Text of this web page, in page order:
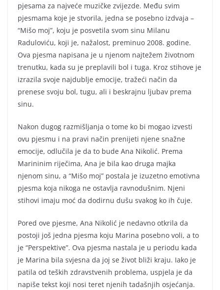
pjesama za najveće muzičke zvijezde. Među svim
pjesmama koje je stvorila, jedna se posebno izdvaja –
“Mišo moj”, koju je posvetila svom sinu Milanu
Raduloviću, koji je, nažalost, preminuo 2008. godine.
Ova pjesma napisana je u njenom najtežem životnom
trenutku, kada su je preplavili bol i tuga. Kroz stihove je
izrazila svoje najdublje emocije, tražeći način da
prenese svoju bol, tugu, ali i beskrajnu ljubav prema
sinu.
Nakon dugog razmišljanja o tome ko bi mogao izvesti
ovu pjesmu i na pravi način prenijeti njene snažne
emocije, odlučila je da to bude Ana Nikolić. Prema
Marininim riječima, Ana je bila kao druga majka
njenom sinu, a “Mišo moj” postala je izuzetno emotivna
pjesma koja nikoga ne ostavlja ravnodušnim. Njeni
stihovi imaju moć da dodirnu dušu svakog ko ih čuje.
Pored ove pjesme, Ana Nikolić je nedavno otkrila da
postoji još jedna pjesma koju Marina posebno voli, a to
je “Perspektive”. Ova pjesma nastala je u periodu kada
je Marina bila svjesna da joj se život bliži kraju. Iako je
patila od teških zdravstvenih problema, uspjela je da
napiše tekst koji nosi teret njenih tadašnjih osjećanja.